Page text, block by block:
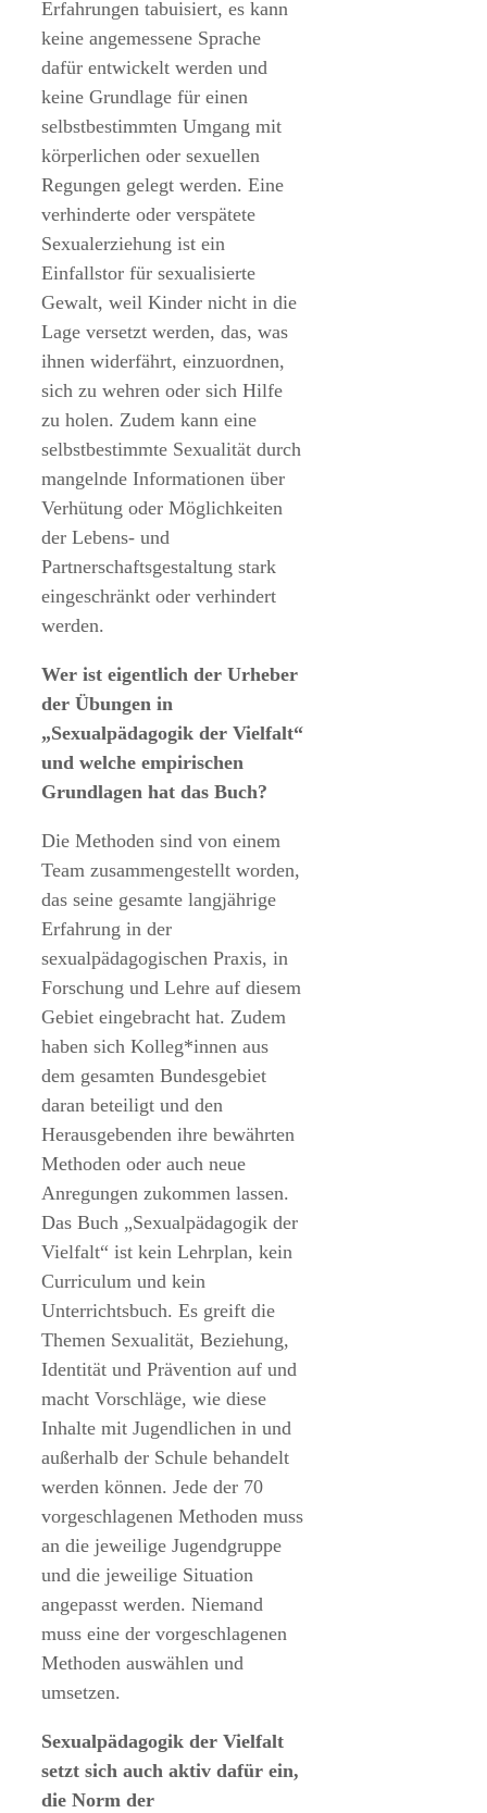
Erfahrungen tabuisiert, es kann
keine angemessene Sprache
dafür entwickelt werden und
keine Grundlage für einen
selbstbestimmten Umgang mit
körperlichen oder sexuellen
Regungen gelegt werden. Eine
verhinderte oder verspätete
Sexualerziehung ist ein
Einfallstor für sexualisierte
Gewalt, weil Kinder nicht in die
Lage versetzt werden, das, was
ihnen widerfährt, einzuordnen,
sich zu wehren oder sich Hilfe
zu holen. Zudem kann eine
selbstbestimmte Sexualität durch
mangelnde Informationen über
Verhütung oder Möglichkeiten
der Lebens- und
Partnerschaftsgestaltung stark
eingeschränkt oder verhindert
werden.
Wer ist eigentlich der Urheber
der Übungen in
„Sexualpädagogik der Vielfalt“
und welche empirischen
Grundlagen hat das Buch?
Die Methoden sind von einem
Team zusammengestellt worden,
das seine gesamte langjährige
Erfahrung in der
sexualpädagogischen Praxis, in
Forschung und Lehre auf diesem
Gebiet eingebracht hat. Zudem
haben sich Kolleg*innen aus
dem gesamten Bundesgebiet
daran beteiligt und den
Herausgebenden ihre bewährten
Methoden oder auch neue
Anregungen zukommen lassen.
Das Buch „Sexualpädagogik der
Vielfalt“ ist kein Lehrplan, kein
Curriculum und kein
Unterrichtsbuch. Es greift die
Themen Sexualität, Beziehung,
Identität und Prävention auf und
macht Vorschläge, wie diese
Inhalte mit Jugendlichen in und
außerhalb der Schule behandelt
werden können. Jede der 70
vorgeschlagenen Methoden muss
an die jeweilige Jugendgruppe
und die jeweilige Situation
angepasst werden. Niemand
muss eine der vorgeschlagenen
Methoden auswählen und
umsetzen.
Sexualpädagogik der Vielfalt
setzt sich auch aktiv dafür ein,
die Norm der